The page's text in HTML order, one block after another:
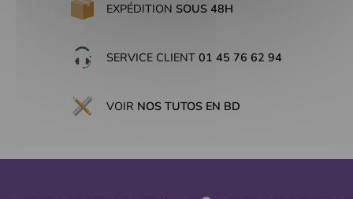
EXPÉDITION SOUS 48H
SERVICE CLIENT 01 45 76 62 94
VOIR NOS TUTOS EN BD